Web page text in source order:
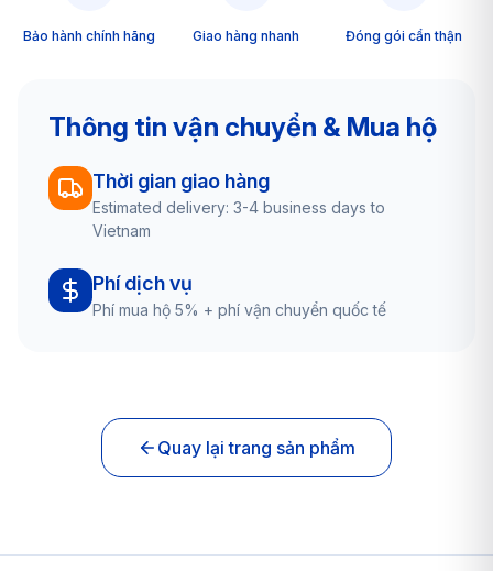
Bảo hành chính hãng Giao hàng nhanh Đóng gói cẩn thận
Thông tin vận chuyển & Mua hộ
Thời gian giao hàng
Estimated delivery: 3-4 business days to
Vietnam
Phí dịch vụ
Phí mua hộ 5% + phí vận chuyển quốc tế
Quay lại trang sản phẩm